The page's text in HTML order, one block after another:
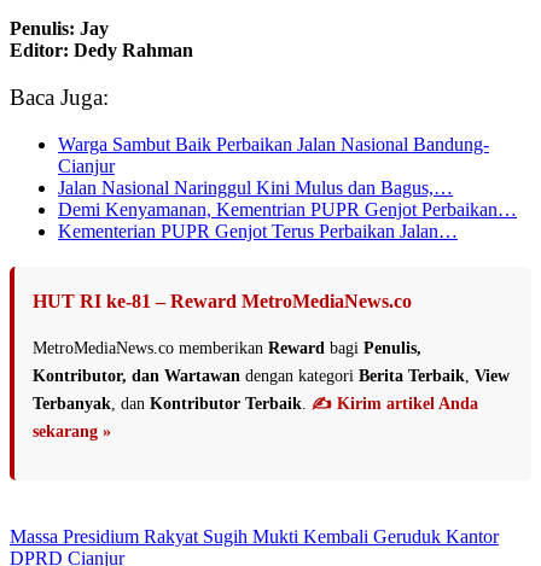
Penulis: Jay
Editor: Dedy Rahman
Baca Juga:
Warga Sambut Baik Perbaikan Jalan Nasional Bandung-
Cianjur
Jalan Nasional Naringgul Kini Mulus dan Bagus,…
Demi Kenyamanan, Kementrian PUPR Genjot Perbaikan…
Kementerian PUPR Genjot Terus Perbaikan Jalan…
HUT RI ke-81 – Reward MetroMediaNews.co
MetroMediaNews.co memberikan Reward bagi Penulis,
Kontributor, dan Wartawan dengan kategori Berita Terbaik View
Terbanyak , dan Kontributor Terbaik ✍️ Kirim artikel Anda
sekarang »
Massa Presidium Rakyat Sugih Mukti Kembali Geruduk Kantor
DPRD Cianjur